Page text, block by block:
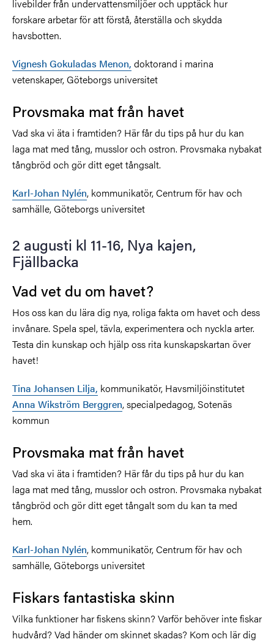
livebilder från undervattensmiljöer och upptäck hur
forskare arbetar för att förstå, återställa och skydda
havsbotten.
Vignesh Gokuladas Menon, doktorand i marina
vetenskaper, Göteborgs universitet
Provsmaka mat från havet
Vad ska vi äta i framtiden? Här får du tips på hur du kan
laga mat med tång, musslor och ostron. Provsmaka nybakat
tångbröd och gör ditt eget tångsalt.
Karl-Johan Nylén, kommunikatör, Centrum för hav och
samhälle, Göteborgs universitet
2 augusti kl 11-16, Nya kajen,
Fjällbacka
Vad vet du om havet?
Hos oss kan du lära dig nya, roliga fakta om havet och dess
invånare. Spela spel, tävla, experimentera och nyckla arter.
Testa din kunskap och hjälp oss rita kunskapskartan över
havet!
Tina Johansen Lilja, kommunikatör, Havsmiljöinstitutet
Anna Wikström Berggren, specialpedagog, Sotenäs
kommun
Provsmaka mat från havet
Vad ska vi äta i framtiden? Här får du tips på hur du kan
laga mat med tång, musslor och ostron. Provsmaka nybakat
tångbröd och gör ditt eget tångalt som du kan ta med
hem.
Karl-Johan Nylén, kommunikatör, Centrum för hav och
samhälle, Göteborgs universitet
Fiskars fantastiska skinn
Vilka funktioner har fiskens skinn? Varför behöver inte fiskar
hudvård? Vad händer om skinnet skadas? Kom och lär dig